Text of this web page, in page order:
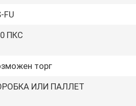
FU
ПКС
торг
ИЛИ ПАЛЛЕТ